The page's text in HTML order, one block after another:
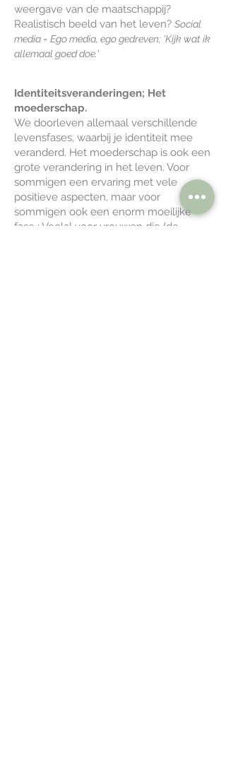
weergave van de maatschappij?
Realistisch beeld van het leven? Social
media = Ego media, ego gedreven; 'Kijk wat ik
allemaal goed doe.'
Identiteitsveranderingen; Het
moederschap.
We doorleven allemaal verschillende
levensfases, waarbij je identiteit mee
veranderd. Het moederschap is ook een
grote verandering in het leven. Voor
sommigen een ervaring met vele
positieve aspecten, maar voor
sommigen ook een enorm moeilijke
fase ; Veelal voor vrouwen die (de